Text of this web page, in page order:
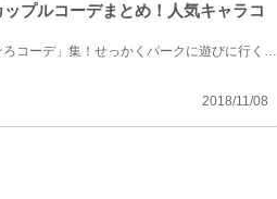
プルコーデまとめ！人気キャラコ
ユニバに行く前に是非チェックして欲しい「ユニバおそろコーデ」集！せっかくパークに遊びに行くなら、...
2018/11/08